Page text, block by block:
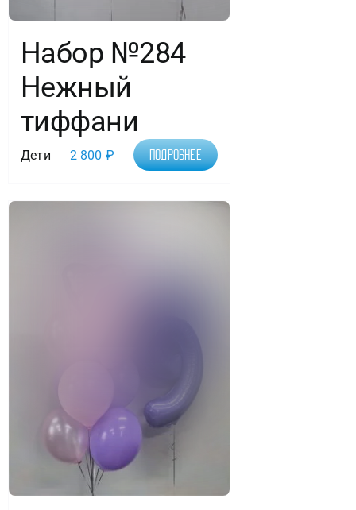
Набор №284
Нежный
тиффани
Дети 2 800 ₽ Подробнее